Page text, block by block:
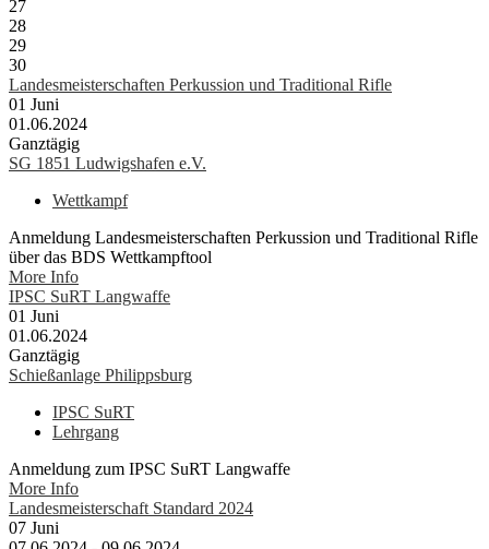
27
28
29
30
Landesmeisterschaften Perkussion und Traditional Rifle
01 Juni
01.06.2024
Ganztägig
SG 1851 Ludwigshafen e.V.
Wettkampf
Anmeldung Landesmeisterschaften Perkussion und Traditional Rifle
über das BDS Wettkampftool
More Info
IPSC SuRT Langwaffe
01 Juni
01.06.2024
Ganztägig
Schießanlage Philippsburg
IPSC SuRT
Lehrgang
Anmeldung zum IPSC SuRT Langwaffe
More Info
Landesmeisterschaft Standard 2024
07 Juni